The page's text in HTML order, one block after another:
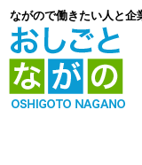
ながので働きたい人と